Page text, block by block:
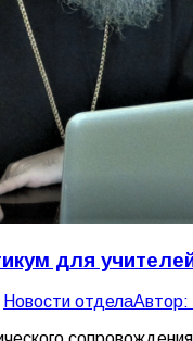
для
Новости отделаАвтор: